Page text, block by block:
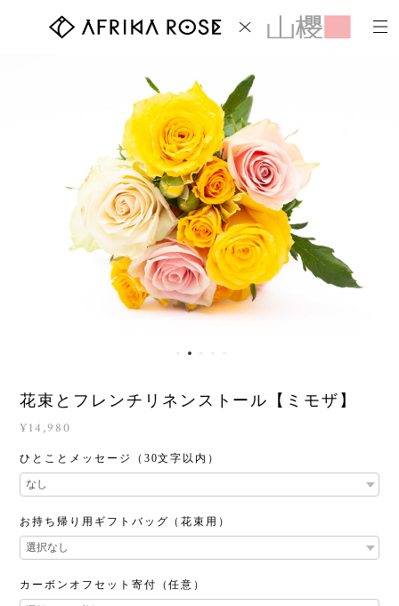
花束とフレンチリネンストール【ミモザ】
¥14,980
ひとことメッセージ（30文字以内）
お持ち帰り用ギフトバッグ（花束用）
カーボンオフセット寄付（任意）